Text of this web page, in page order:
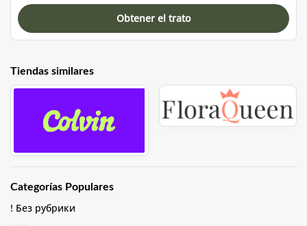
Obtener el trato
Tiendas similares
Categorías Populares
! Без рубрики